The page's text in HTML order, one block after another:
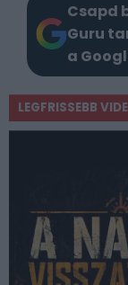
Csapd
Guru
a
LEGFRISSEBB